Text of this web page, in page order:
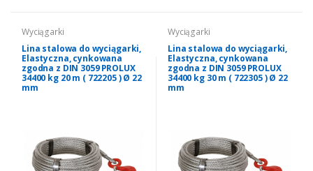
Wyciągarki
Lina stalowa do wyciągarki,
Elastyczna, cynkowana
zgodna z DIN 3059 PROLUX
34400 kg 20 m ( 722205 ) Ø 22
mm
Wyciągarki
Lina stalowa do wyciągarki,
Elastyczna, cynkowana
zgodna z DIN 3059 PROLUX
34400 kg 30 m ( 722305 ) Ø 22
mm